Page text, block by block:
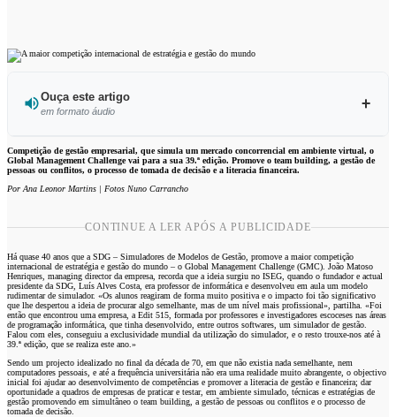
Ouça este artigo
em formato áudio
Ouvir este artigo
Competição de gestão empresarial, que simula um mercado concorrencial em ambiente virtual, o
Global Management Challenge vai para a sua 39.ª edição. Promove o team building, a gestão de
pessoas ou conflitos, o processo de tomada de decisão e a literacia financeira.
Por Ana Leonor Martins | Fotos Nuno Carrancho
CONTINUE A LER APÓS A PUBLICIDADE
Há quase 40 anos que a SDG – Simuladores de Modelos de Gestão, promove a maior competição
internacional de estratégia e gestão do mundo – o Global Management Challenge (GMC). João Matoso
Henriques, managing director da empresa, recorda que a ideia surgiu no ISEG, quando o fundador e actual
presidente da SDG, Luís Alves Costa, era professor de informática e desenvolveu em aula um modelo
rudimentar de simulador. «Os alunos reagiram de forma muito positiva e o impacto foi tão significativo
que lhe despertou a ideia de procurar algo semelhante, mas de um nível mais profissional», partilha. «Foi
então que encontrou uma empresa, a Edit 515, formada por professores e investigadores escoceses nas áreas
de programação informática, que tinha desenvolvido, entre outros softwares, um simulador de gestão.
Falou com eles, conseguiu a exclusividade mundial da utilização do simulador, e o resto trouxe-nos até à
39.ª edição, que se realiza este ano.»
Sendo um projecto idealizado no final da década de 70, em que não existia nada semelhante, nem
computadores pessoais, e até a frequência universitária não era uma realidade muito abrangente, o objectivo
inicial foi ajudar ao desenvolvimento de competências e promover a literacia de gestão e financeira; dar
oportunidade a quadros de empresas de praticar e testar, em ambiente simulado, técnicas e estratégias de
gestão promovendo em simultâneo o team building, a gestão de pessoas ou conflitos e o processo de
tomada de decisão.